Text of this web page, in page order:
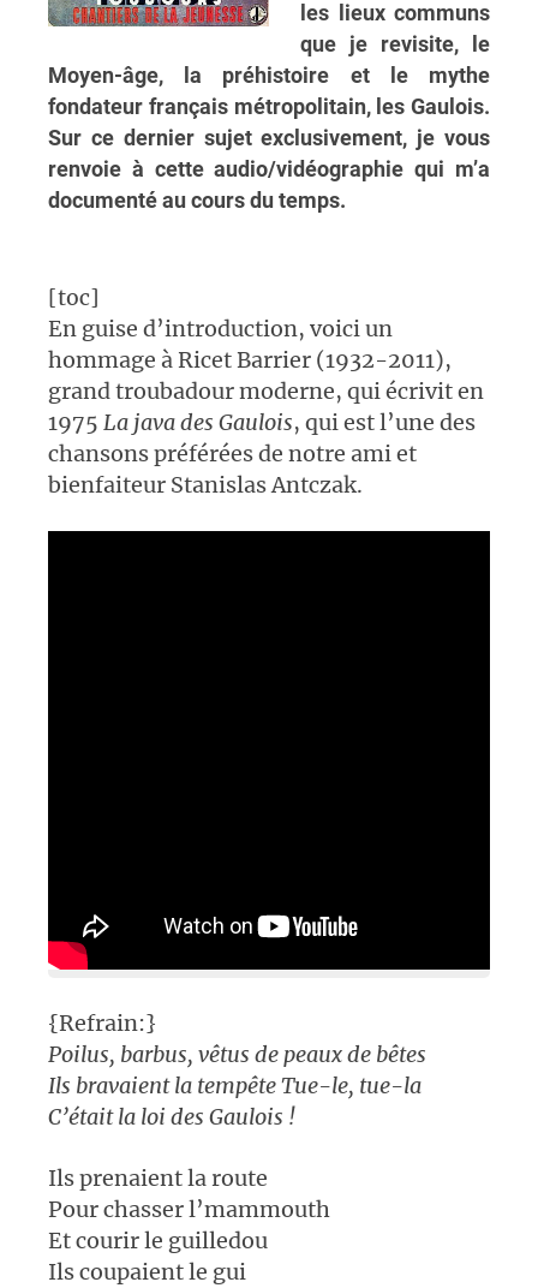
les lieux communs
que je revisite, le
Moyen-âge, la préhistoire et le mythe
fondateur français métropolitain, les Gaulois.
Sur ce dernier sujet exclusivement, je vous
renvoie à cette audio/vidéographie qui m’a
documenté au cours du temps.
[toc]
En guise d’introduction, voici un
hommage à Ricet Barrier (1932-2011),
grand troubadour moderne, qui écrivit en
1975 La java des Gaulois, qui est l’une des
chansons préférées de notre ami et
bienfaiteur Stanislas Antczak.
{Refrain:}
Poilus, barbus, vêtus de peaux de bêtes
Ils bravaient la tempêteTue-le, tue-la
C’était la loi des Gaulois !
Ils prenaient la route
Pour chasser l’mammouth
Et courir le guilledou
Ils coupaient le gui